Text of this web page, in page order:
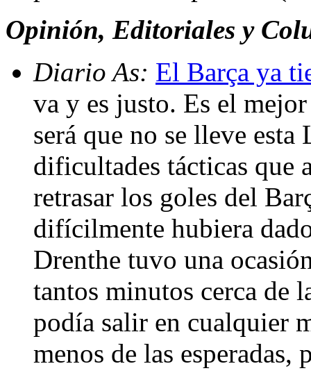
Opinión, Editoriales y
Diario As: El Barça ya
va y es justo. Es el
será que no se lleve
dificultades tácticas que
retrasar los goles del
difícilmente hubiera
Drenthe tuvo una
tantos minutos cerca de
podía salir en cualquier
menos de las